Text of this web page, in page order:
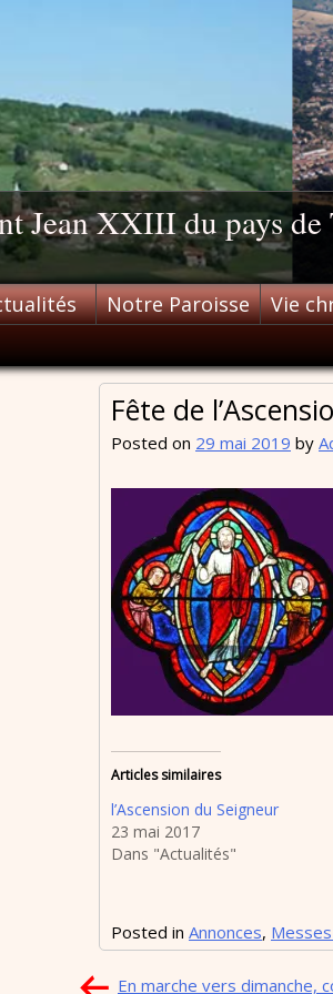
Jean XXIII du pays
Notre Paroisse Vie
Fête de
Posted on 29 mai 2019 by
Articles similaires
l’Ascension du Seigneur
23 mai 2017
Dans "Actualités"
Posted in Annonces,
Navigation
En marche vers dimanche,